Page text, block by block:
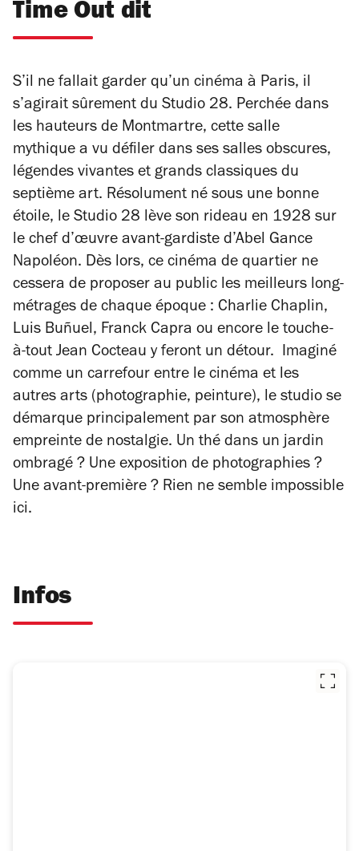
Time Out dit
S’il ne fallait garder qu’un cinéma à Paris, il
s’agirait sûrement du Studio 28. Perchée dans
les hauteurs de Montmartre, cette salle
mythique a vu défiler dans ses salles obscures,
légendes vivantes et grands classiques du
septième art. Résolument né sous une bonne
étoile, le Studio 28 lève son rideau en 1928 sur
le chef d’œuvre avant-gardiste d’Abel Gance
Napoléon. Dès lors, ce cinéma de quartier ne
cessera de proposer au public les meilleurs long-
métrages de chaque époque : Charlie Chaplin,
Luis Buñuel, Franck Capra ou encore le touche-
à-tout Jean Cocteau y feront un détour. Imaginé
comme un carrefour entre le cinéma et les
autres arts (photographie, peinture), le studio se
démarque principalement par son atmosphère
empreinte de nostalgie. Un thé dans un jardin
ombragé ? Une exposition de photographies ?
Une avant-première ? Rien ne semble impossible
ici.
Infos